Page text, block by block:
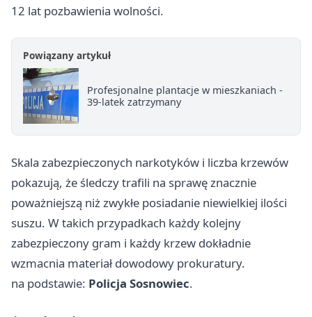
12 lat pozbawienia wolności.
Powiązany artykuł
Profesjonalne plantacje w mieszkaniach -
39-latek zatrzymany
Skala zabezpieczonych narkotyków i liczba krzewów
pokazują, że śledczy trafili na sprawę znacznie
poważniejszą niż zwykłe posiadanie niewielkiej ilości
suszu. W takich przypadkach każdy kolejny
zabezpieczony gram i każdy krzew dokładnie
wzmacnia materiał dowodowy prokuratury.
na podstawie: Policja Sosnowiec.